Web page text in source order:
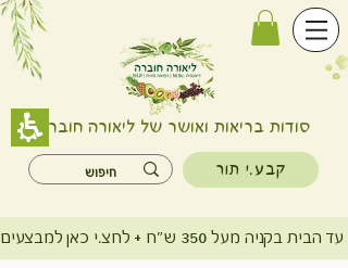
סודות בריאות ואושר של ליאורה חוברה
קבע.י תור
ש"ח + לחצ.י כאן למבצעים